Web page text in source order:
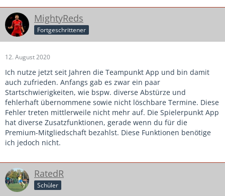
MightyReds
Fortgeschrittener
12. August 2020
Ich nutze jetzt seit Jahren die Teampunkt App und bin damit
auch zufrieden. Anfangs gab es zwar ein paar
Startschwierigkeiten, wie bspw. diverse Abstürze und
fehlerhaft übernommene sowie nicht löschbare Termine. Diese
Fehler treten mittlerweile nicht mehr auf. Die Spielerpunkt App
hat diverse Zusatzfunktionen, gerade wenn du für die
Premium-Mitgliedschaft bezahlst. Diese Funktionen benötige
ich jedoch nicht.
RatedR
Schüler